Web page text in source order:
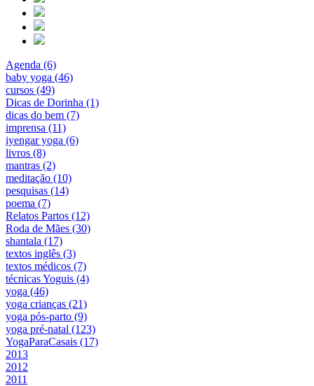
Agenda (6)
baby yoga (46)
cursos (49)
Dicas de Dorinha (1)
dicas do bem (7)
imprensa (11)
iyengar yoga (6)
livros (8)
mantras (2)
meditação (10)
pesquisas (14)
poema (7)
Relatos Partos (12)
Roda de Mães (30)
shantala (17)
textos inglês (3)
textos médicos (7)
técnicas Yoguis (4)
yoga (46)
yoga crianças (21)
yoga pós-parto (9)
yoga pré-natal (123)
YogaParaCasais (17)
2013
2012
2011